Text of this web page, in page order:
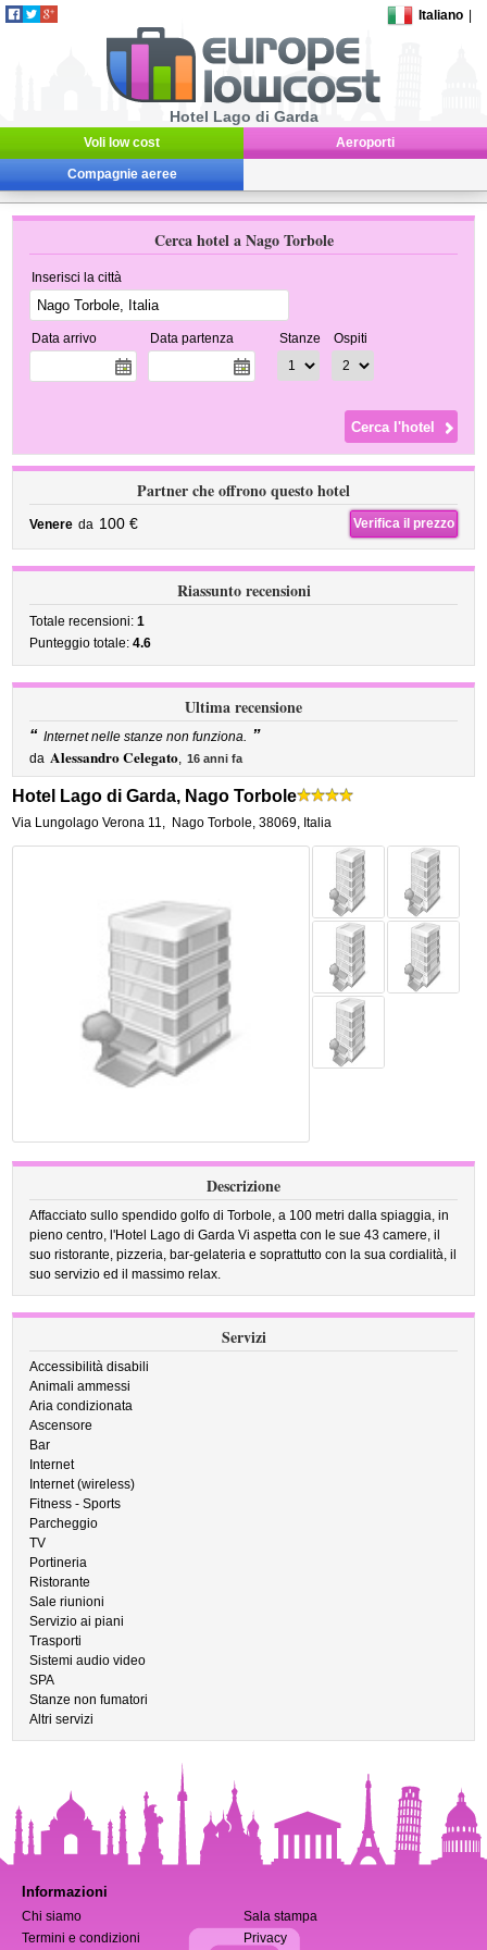
Italiano
Hotel Lago di Garda
Voli low cost Aeroporti
Compagnie aeree
Cerca hotel a Nago Torbole
Inserisci la città
Data arrivo Data partenza Stanze Ospiti
Partner che offrono questo hotel
Venere da 100 € Verifica il prezzo
Riassunto recensioni
Totale recensioni:1
Punteggio totale:4.6
Ultima recensione
“ Internet nelle stanze non funziona. ”
da Alessandro Celegato, 16 anni fa
Hotel Lago di Garda, Nago Torbole
Via Lungolago Verona 11, Nago Torbole,38069, Italia
Descrizione
Affacciato sullo spendido golfo di Torbole, a 100 metri dalla spiaggia, in
pieno centro, l'Hotel Lago di Garda Vi aspetta con le sue 43 camere, il
suo ristorante, pizzeria, bar-gelateria e soprattutto con la sua cordialità, il
suo servizio ed il massimo relax.
Servizi
Accessibilità disabili
Animali ammessi
Aria condizionata
Ascensore
Bar
Internet
Internet (wireless)
Fitness - Sports
Parcheggio
TV
Portineria
Ristorante
Sale riunioni
Servizio ai piani
Trasporti
Sistemi audio video
SPA
Stanze non fumatori
Altri servizi
Informazioni
Chi siamo
Sala stampa
Termini e condizioni
Privacy